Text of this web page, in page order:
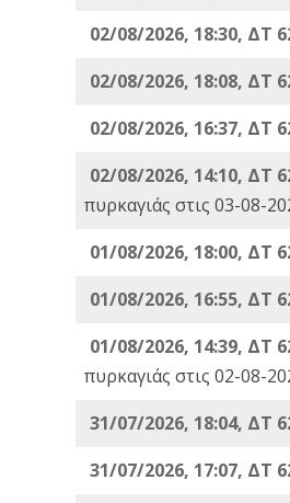
02/08/2026, 18:30, ΔΤ
02/08/2026, 18:08, ΔΤ
02/08/2026, 16:37, ΔΤ
02/08/2026, 14:10, ΔΤ
πυρκαγιάς στις 03-08-
01/08/2026, 18:00, ΔΤ
01/08/2026, 16:55, ΔΤ
01/08/2026, 14:39, ΔΤ
πυρκαγιάς στις 02-08-
31/07/2026, 18:04, ΔΤ
31/07/2026, 17:07, ΔΤ